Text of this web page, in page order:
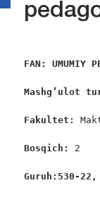
FAN: UMUMIY
Mashg’ulot
Fakultet:
Bosqich: 2
Guruh:530-22,